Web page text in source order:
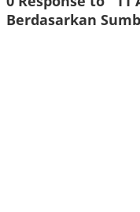
Berdasarkan